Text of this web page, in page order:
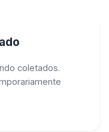
coletados.